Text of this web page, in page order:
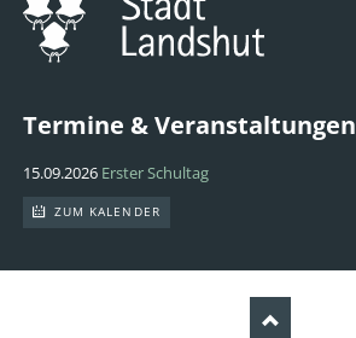
Termine & Veranstaltungen
15.09.2026 Erster Schultag
ZUM KALENDER